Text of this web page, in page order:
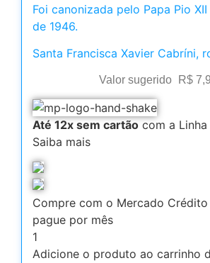
Foi canonizada pelo Papa Pio
de 1946.
Santa Francisca Xavier Cabríni,
Valor sugerido R$
Até 12x sem cartão com a
Saiba mais
Compre com o Mercado
pague por mês
1
Adicione o produto ao carrinho